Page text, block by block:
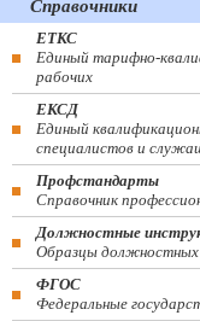
Справочники
ЕТКС
Единый тарифно-
рабочих
ЕКСД
Единый
специалистов и
Профстандарты
Справочник
Должностные
Образцы
ФГОС
Федеральные